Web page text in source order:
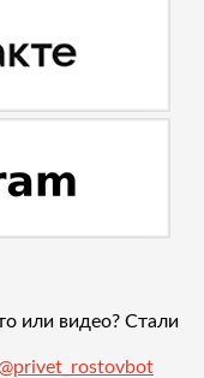
или видео? Стали